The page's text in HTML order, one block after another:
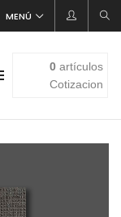
MENÚ
0artículos
Cotizacion